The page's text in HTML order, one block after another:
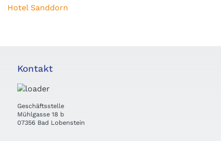
Hotel Sanddorn
Kontakt
Geschäftsstelle
Mühlgasse 18 b
07356 Bad Lobenstein